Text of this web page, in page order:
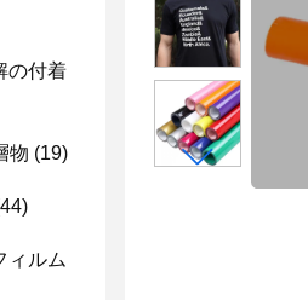
の付着
物 (19)
ィルム